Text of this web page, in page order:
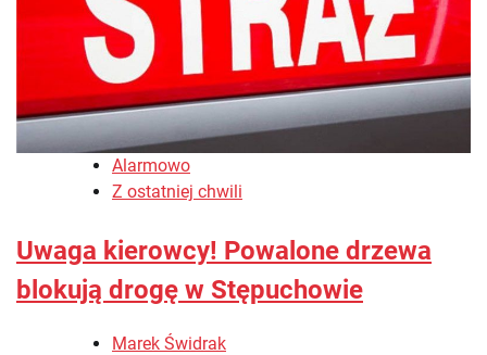
Alarmowo
Z ostatniej chwili
Uwaga kierowcy! Powalone drzewa
blokują drogę w Stępuchowie
Marek Świdrak